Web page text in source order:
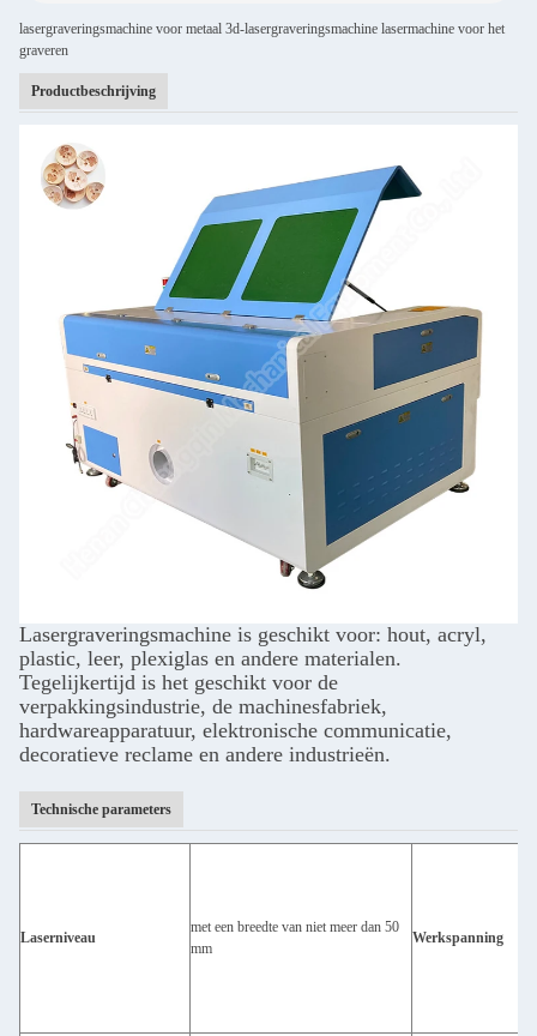
lasergraveringsmachine voor metaal 3d-lasergraveringsmachine lasermachine voor het
graveren
Productbeschrijving
Lasergraveringsmachine is geschikt voor: hout, acryl,
plastic, leer, plexiglas en andere materialen.
Tegelijkertijd is het geschikt voor de
verpakkingsindustrie, de machinesfabriek,
hardwareapparatuur, elektronische communicatie,
decoratieve reclame en andere industrieën.
Technische parameters
Laserniveau
met een breedte van niet meer dan 50
mm
Werkspanning